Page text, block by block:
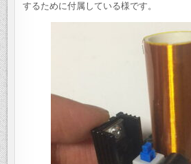
するために付属している様です。